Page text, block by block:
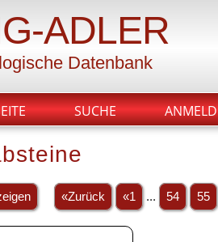
ADLER
Datenbank
SUCHE
«Zurück «1 ... 54 55